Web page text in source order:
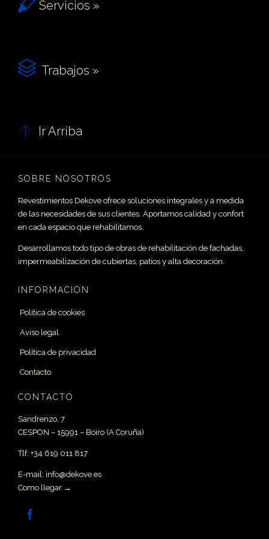
Servicios »
 Trabajos »
 Ir Arriba
SOBRE NOSOTROS
Revestimientos Dekove ofrece soluciones integrales y a medida
de las necesidades de sus clientes. Aportamos calidad y confort
en cada espacio que rehabilitamos.
Desarrollamos todo tipo de obras de rehabilitación de fachadas,
impermeabilización de cubiertas, patios y alta decoración.
INFORMACIÓN
Política de cookies
Aviso legal
Política de privacidad
Contacto
CONTACTO
Sandrenzo, 7
CESPON – 15991 – Boiro (A Coruña)
Tlf: +34 619 011 817
E-mail: info@dekove.es
Como llegar →
